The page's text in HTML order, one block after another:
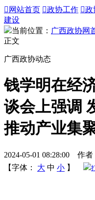
 网站首页 政协工作 政
建设
当前位置： 广西政协网
正文
广西政协动态
钱学明在经
谈会上强调
推动产业集
2024-05-01 08:28:00 作
【字体：
大 中 小 】